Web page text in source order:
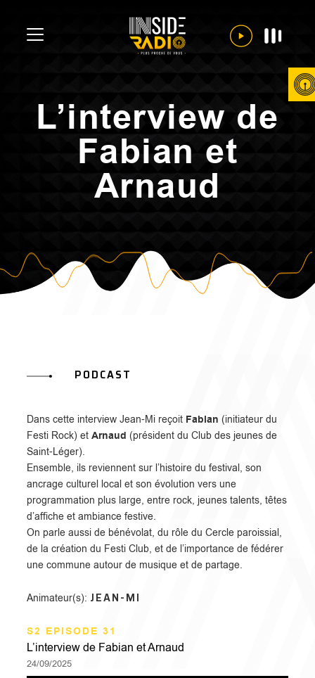
L’interview de
Fabian et
Arnaud
PODCAST
Dans cette interview Jean-Mi reçoit Fabian(initiateur du
Festi Rock) etArnaud(président du Club des jeunes de
Saint-Léger).
Ensemble, ils reviennent sur l’histoire du festival, son
ancrage culturel local et son évolution vers une
programmation plus large, entre rock, jeunes talents, têtes
d’affiche et ambiance festive.
On parle aussi de bénévolat, du rôle du Cercle paroissial,
de la création du Festi Club, et de l’importance de fédérer
une commune autour de musique et de partage.
Animateur(s): JEAN-MI
S2 EPISODE 31
L’interview de Fabian et Arnaud
24/09/2025